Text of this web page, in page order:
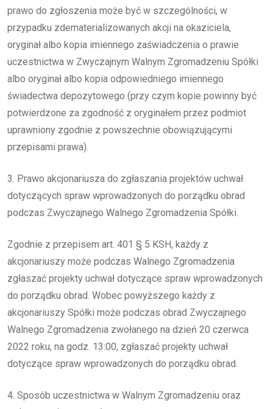
prawo do zgłoszenia może być w szczególności, w
przypadku zdematerializowanych akcji na okaziciela,
oryginał albo kopia imiennego zaświadczenia o prawie
uczestnictwa w Zwyczajnym Walnym Zgromadzeniu Spółki
albo oryginał albo kopia odpowiedniego imiennego
świadectwa depozytowego (przy czym kopie powinny być
potwierdzone za zgodność z oryginałem przez podmiot
uprawniony zgodnie z powszechnie obowiązującymi
przepisami prawa).
3. Prawo akcjonariusza do zgłaszania projektów uchwał
dotyczących spraw wprowadzonych do porządku obrad
podczas Zwyczajnego Walnego Zgromadzenia Spółki.
Zgodnie z przepisem art. 401 § 5 KSH, każdy z
akcjonariuszy może podczas Walnego Zgromadzenia
zgłaszać projekty uchwał dotyczące spraw wprowadzonych
do porządku obrad. Wobec powyższego każdy z
akcjonariuszy Spółki może podczas obrad Zwyczajnego
Walnego Zgromadzenia zwołanego na dzień 20 czerwca
2022 roku, na godz. 13:00, zgłaszać projekty uchwał
dotyczące spraw wprowadzonych do porządku obrad.
4. Sposób uczestnictwa w Walnym Zgromadzeniu oraz